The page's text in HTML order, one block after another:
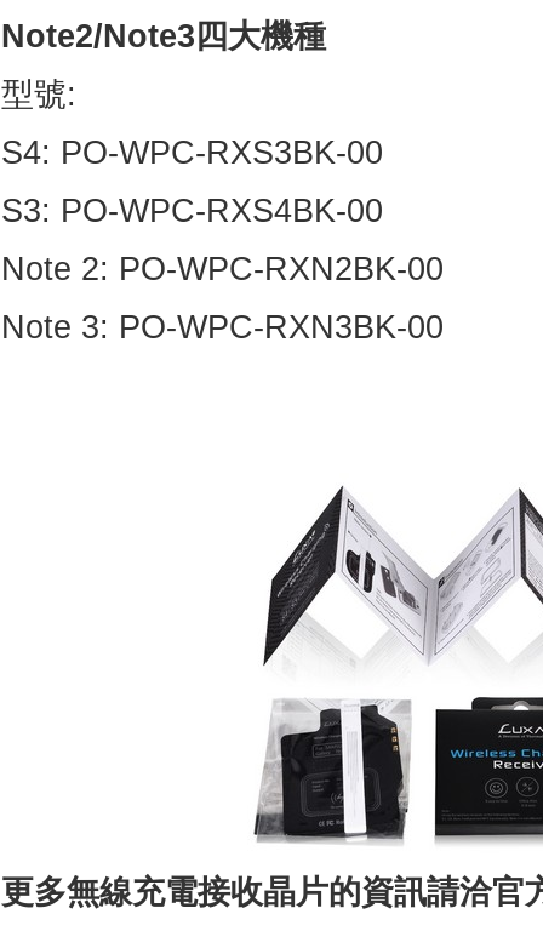
Note2/Note3 四大機種
型號:
S4: PO-WPC-RXS3BK-00
S3: PO-WPC-RXS4BK-00
Note 2: PO-WPC-RXN2BK-00
Note 3: PO-WPC-RXN3BK-00
更多無線充電接收晶片的資訊請洽官